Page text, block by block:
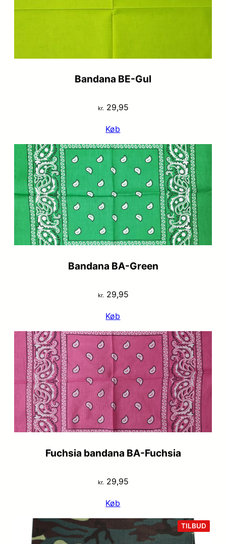
Bandana BE-Gul
kr.29,95
Køb
Bandana BA-Green
kr.29,95
Køb
Fuchsia bandana BA-Fuchsia
kr.29,95
Køb
TILBUD
PÅ